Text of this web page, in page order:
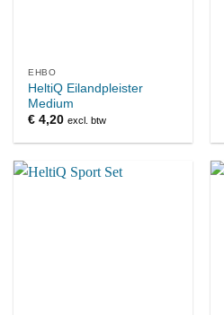
EHBO
HeltiQ Eilandpleister
Medium
€ 4,20 excl. btw